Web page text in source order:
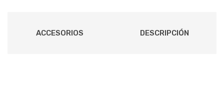
ACCESORIOS DESCRIPCIÓN